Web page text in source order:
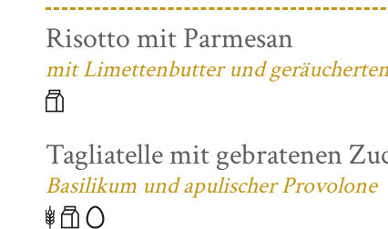
Risotto mit Parmesan
mit Limettenbutter und
Tagliatelle mit gebratenen
Basilikum und apulischer Provolone